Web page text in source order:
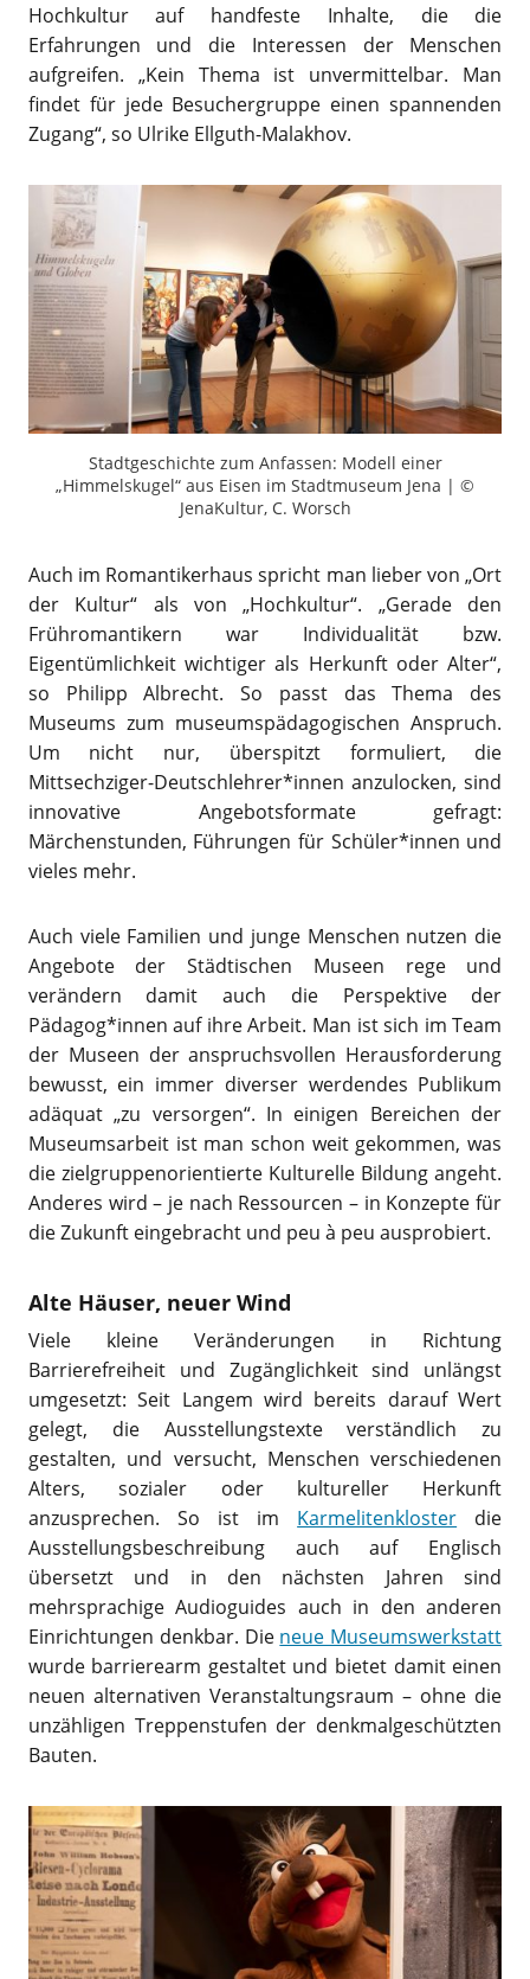
Hochkultur auf handfeste Inhalte, die die
Erfahrungen und die Interessen der Menschen
aufgreifen. „Kein Thema ist unvermittelbar. Man
findet für jede Besuchergruppe einen spannenden
Zugang“, so Ulrike Ellguth-Malakhov.
Stadtgeschichte zum Anfassen: Modell einer
„Himmelskugel“ aus Eisen im Stadtmuseum Jena | ©
JenaKultur, C. Worsch
Auch im Romantikerhaus spricht man lieber von „Ort
der Kultur“ als von „Hochkultur“. „Gerade den
Frühromantikern war Individualität bzw.
Eigentümlichkeit wichtiger als Herkunft oder Alter“,
so Philipp Albrecht. So passt das Thema des
Museums zum museumspädagogischen Anspruch.
Um nicht nur, überspitzt formuliert, die
Mittsechziger-Deutschlehrer*innen anzulocken, sind
innovative Angebotsformate gefragt:
Märchenstunden, Führungen für Schüler*innen und
vieles mehr.
Auch viele Familien und junge Menschen nutzen die
Angebote der Städtischen Museen rege und
verändern damit auch die Perspektive der
Pädagog*innen auf ihre Arbeit. Man ist sich im Team
der Museen der anspruchsvollen Herausforderung
bewusst, ein immer diverser werdendes Publikum
adäquat „zu versorgen“. In einigen Bereichen der
Museumsarbeit ist man schon weit gekommen, was
die zielgruppenorientierte Kulturelle Bildung angeht.
Anderes wird – je nach Ressourcen – in Konzepte für
die Zukunft eingebracht und peu à peu ausprobiert.
Alte Häuser, neuer Wind
Viele kleine Veränderungen in Richtung
Barrierefreiheit und Zugänglichkeit sind unlängst
umgesetzt: Seit Langem wird bereits darauf Wert
gelegt, die Ausstellungstexte verständlich zu
gestalten, und versucht, Menschen verschiedenen
Alters, sozialer oder kultureller Herkunft
anzusprechen. So ist im Karmelitenkloster die
Ausstellungsbeschreibung auch auf Englisch
übersetzt und in den nächsten Jahren sind
mehrsprachige Audioguides auch in den anderen
Einrichtungen denkbar. Die neue Museumswerkstatt
wurde barrierearm gestaltet und bietet damit einen
neuen alternativen Veranstaltungsraum – ohne die
unzähligen Treppenstufen der denkmalgeschützten
Bauten.